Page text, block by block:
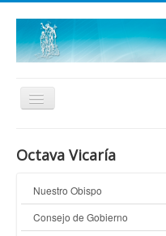
Quienes Somos
¿Dónde Estamos?
Galerías
Octava Vicaría
Nuestro Obispo
Consejo de Gobierno